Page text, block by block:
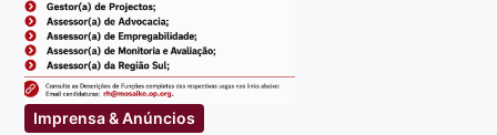
Imprensa & Anúncios